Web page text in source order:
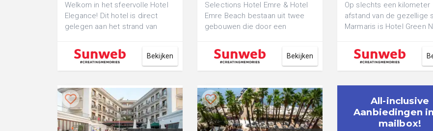
Welkom in het sfeervolle Hotel
Elegance! Dit hotel is direct
gelegen aan het strand van
voor ...
Bekijken
Selections Hotel Emre & Hotel
Emre Beach bestaan uit twee
gebouwen die door een
Vanuit het hoo...
Bekijken
Op slechts een kilometer
afstand van de gezellige
Marmaris is Hotel Green
hotel v...
All-inclusive
Aanbiedingen
mailbox!